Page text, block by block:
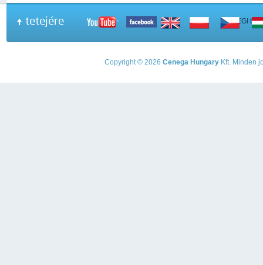
tetejére A PEGI
Copyright © 2026 Cenega Hungary Kft. Minden